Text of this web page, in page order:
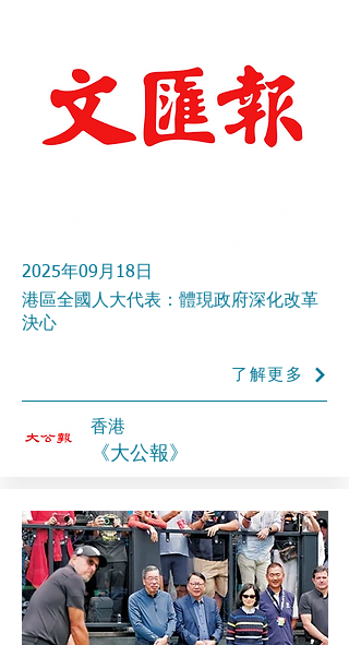
2025年09月18日
港區全國人大代表：體現政府深化改革
決心
了解更多
香港
《大公報》